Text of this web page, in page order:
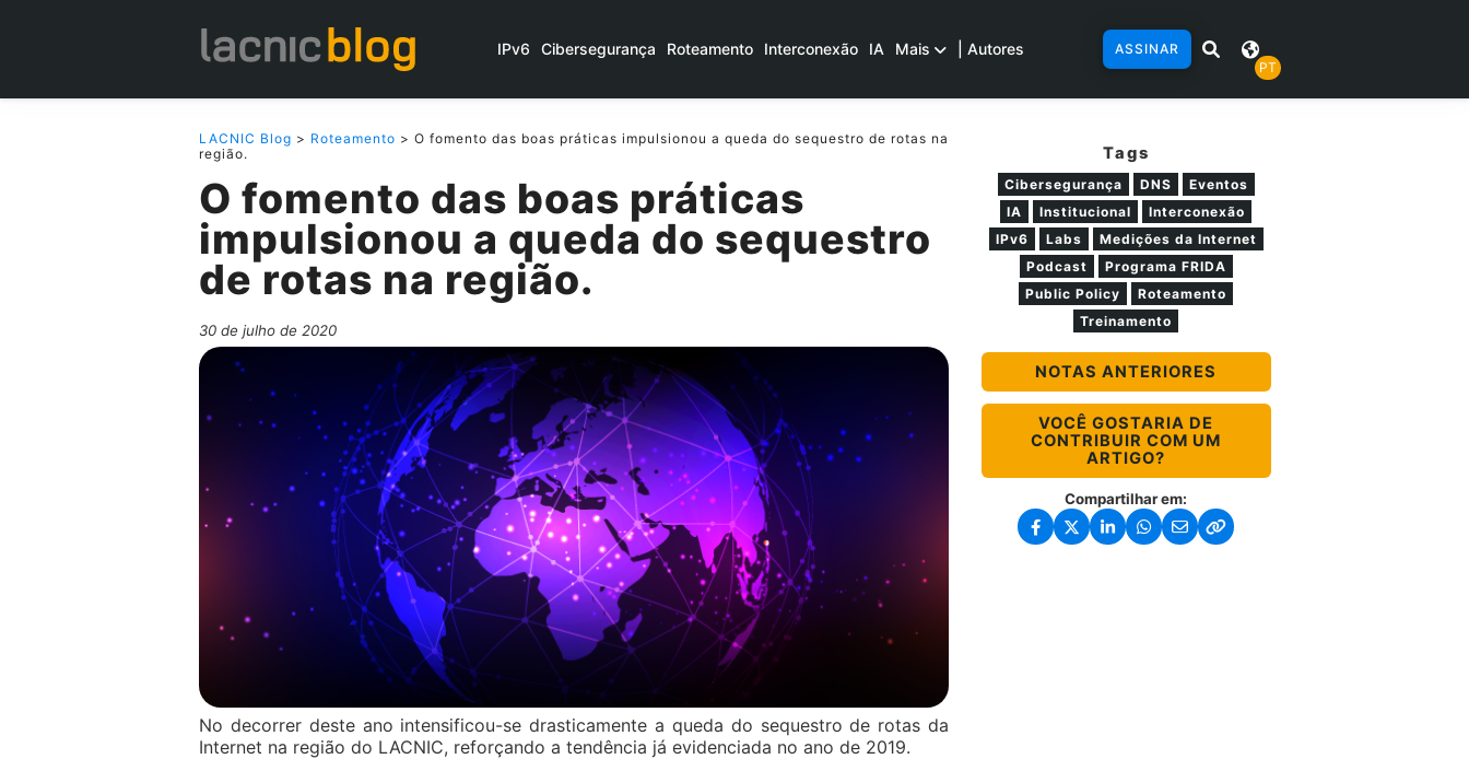
IPv6 Cibersegurança Roteamento Interconexão IA Mais | Autores
ASSINAR
PT
LACNIC Blog > Roteamento > O fomento das boas práticas impulsionou a queda do sequestro de rotas na
região.
O fomento das boas práticas
impulsionou a queda do sequestro
de rotas na região.
30 de julho de 2020
No decorrer deste ano intensificou-se drasticamente a queda do sequestro de rotas da
Internet na região do LACNIC, reforçando a tendência já evidenciada no ano de 2019.
Tags
Cibersegurança DNS
Eventos
IA
Institucional
Interconexão
IPv6
Labs
Medições da Internet
Podcast
Programa FRIDA
Public Policy
Roteamento
Treinamento
NOTAS ANTERIORES
VOCÊ GOSTARIA DE
CONTRIBUIR COM UM
ARTIGO?
Compartilhar em: